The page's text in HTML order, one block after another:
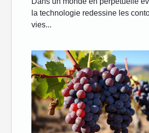
la technologie redessine les
vies...